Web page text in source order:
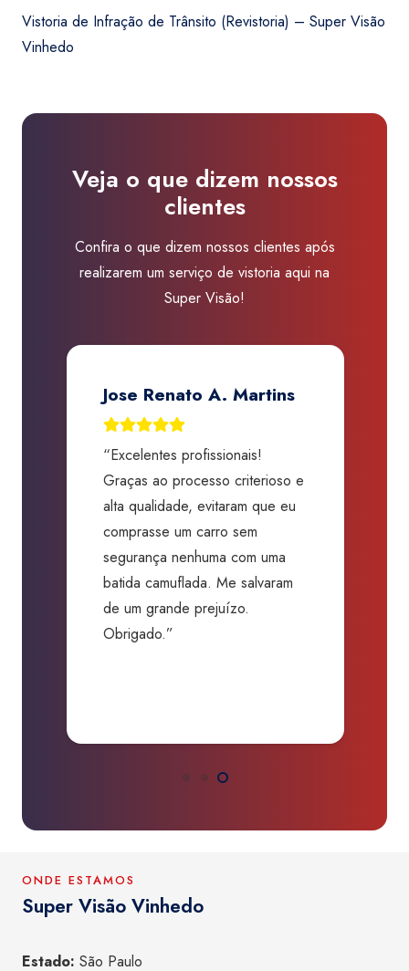
-
Vistoria de Infração de Trânsito (Revistoria) – Super Visão
Vinhedo
Veja o que dizem nossos
clientes
Confira o que dizem nossos clientes após
realizarem um serviço de vistoria aqui na
Super Visão!
Jose Renato A. Martins
“Excelentes profissionais!
Graças ao processo criterioso e
alta qualidade, evitaram que eu
comprasse um carro sem
segurança nenhuma com uma
batida camuflada. Me salvaram
de um grande prejuízo.
Obrigado.”
ONDE ESTAMOS
Super Visão Vinhedo
Estado: São Paulo